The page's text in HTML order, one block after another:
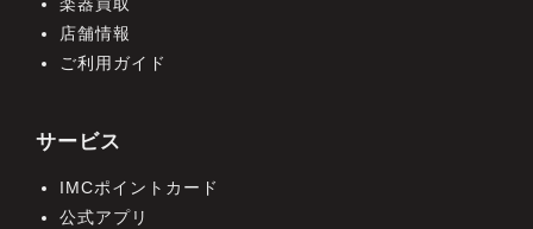
楽器買取
店舗情報
ご利用ガイド
サービス
IMCポイントカード
公式アプリ